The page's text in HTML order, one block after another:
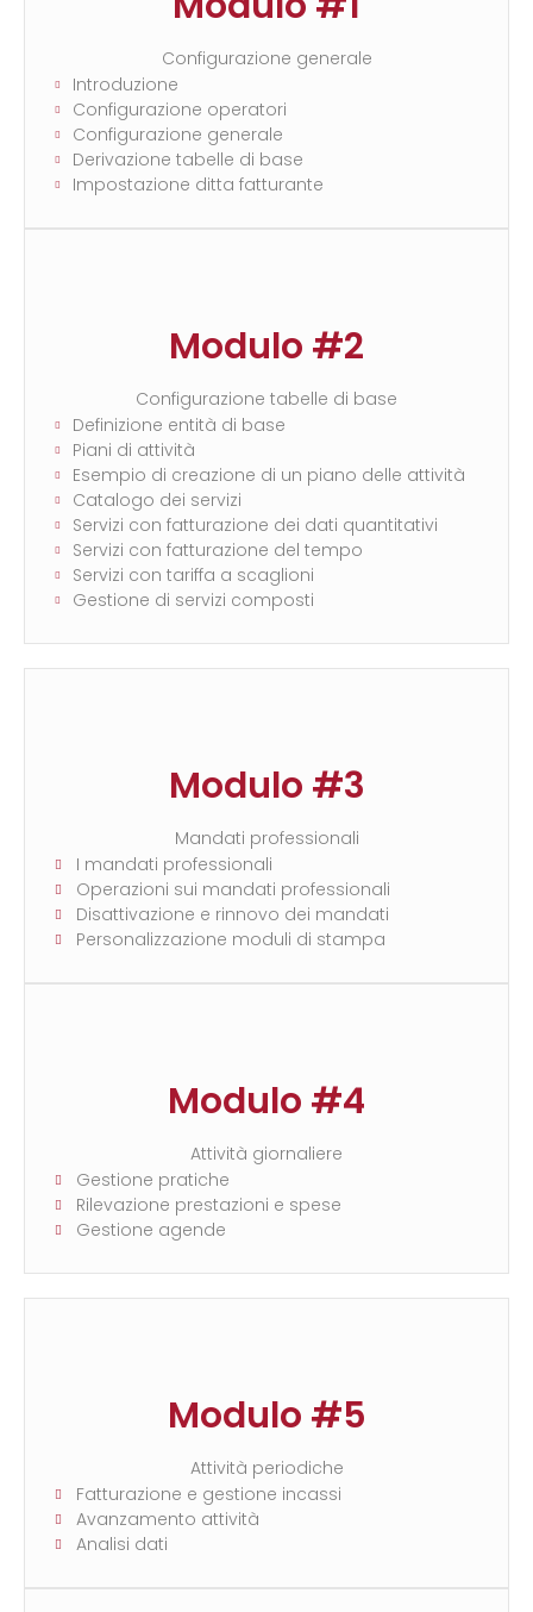
Configurazione generale
Introduzione
Configurazione operatori
Configurazione generale
Derivazione tabelle di base
Impostazione ditta fatturante
Modulo #2
Configurazione tabelle di base
Definizione entità di base
Piani di attività
Esempio di creazione di un piano delle attività
Catalogo dei servizi
Servizi con fatturazione dei dati quantitativi
Servizi con fatturazione del tempo
Servizi con tariffa a scaglioni
Gestione di servizi composti
Modulo #3
Mandati professionali
I mandati professionali
Operazioni sui mandati professionali
Disattivazione e rinnovo dei mandati
Personalizzazione moduli di stampa
Modulo #4
Attività giornaliere
Gestione pratiche
Rilevazione prestazioni e spese
Gestione agende
Modulo #5
Attività periodiche
Fatturazione e gestione incassi
Avanzamento attività
Analisi dati